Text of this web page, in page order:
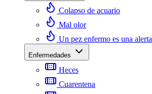
Colapso de acuario
Mal olor
Un pez enfermo es una alerta
Enfermedades
Heces
Cuarentena